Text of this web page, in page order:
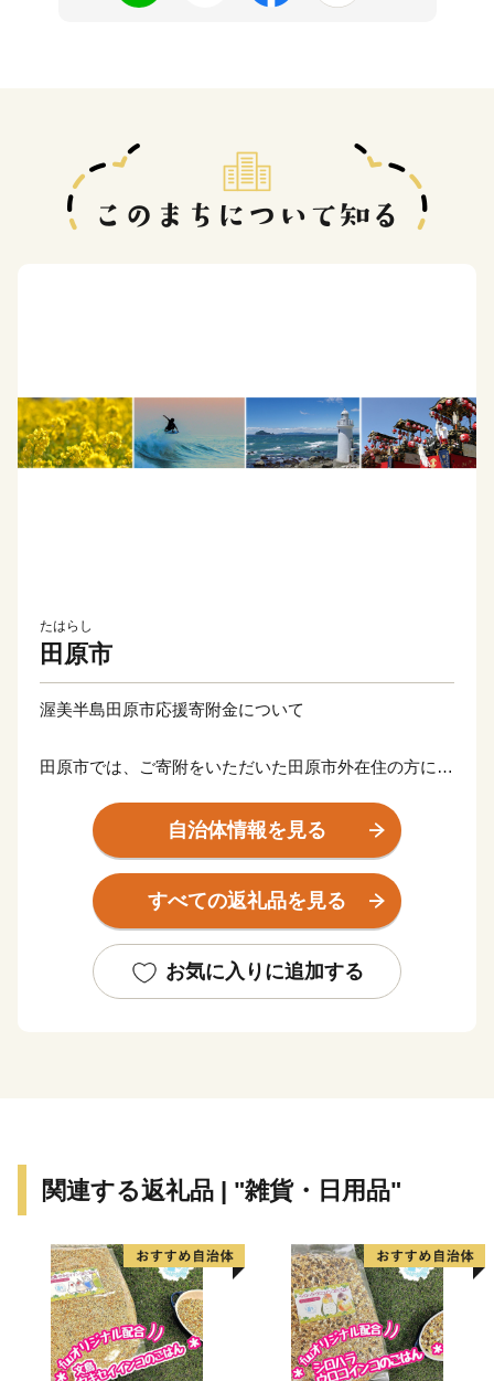
たはらし
田原市
渥美半島田原市応援寄附金について
田原市では、ご寄附をいただいた田原市外在住の方に、
の返礼品をお贈りいたします。
【ご注意】
【重要】ご依頼をいただき出荷準備が開始された後のお
「発送完了メール」に記載されたお荷物番号をもとに、
直接配送業者にお問い合わせください。
・返礼品の写真はイメージです。
※1月1日～10日は指定日配送をお受けできません。ご
了承ください。※
※指定日配送を受付していない返礼品は、備考欄等にご
記入いただいた場合でもお受けすることが出来かねま
す。ご注意ください※
自治体情報を見る
すべての返礼品を見る
お気に入りに追加する
関連する返礼品 | "雑貨・日用品"